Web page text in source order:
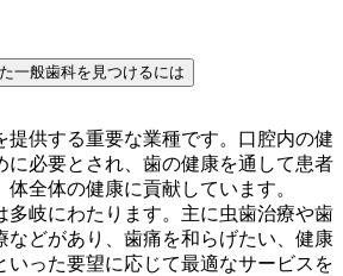
一般歯科を見つけるには
提供する重要な業種です。口腔内の健
に必要とされ、歯の健康を通して患者
全体の健康に貢献しています。
多岐にわたります。主に虫歯治療や歯
などがあり、歯痛を和らげたい、健康
いった要望に応じて最適なサービスを